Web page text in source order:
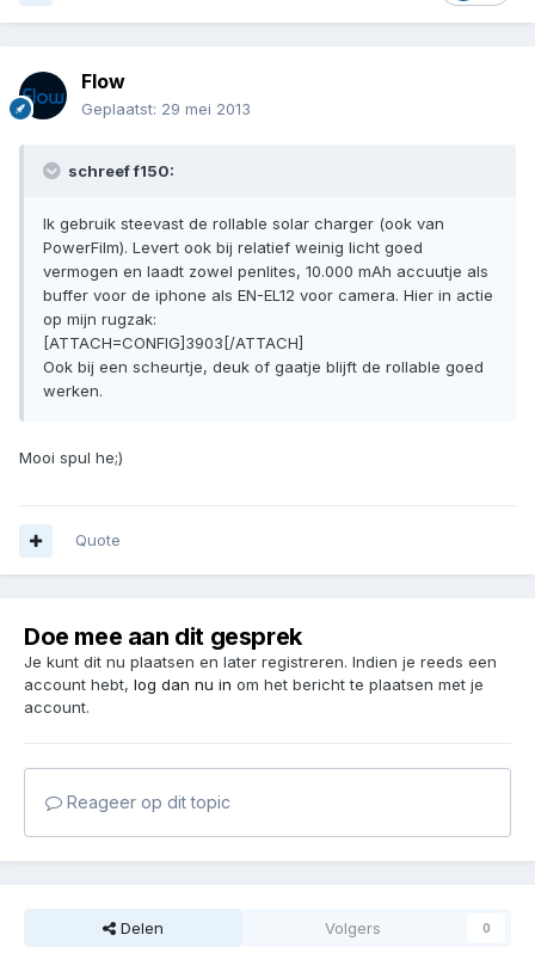
Flow
Geplaatst: 29 mei 2013
schreef f150:
Ik gebruik steevast de rollable solar charger (ook van
PowerFilm). Levert ook bij relatief weinig licht goed
vermogen en laadt zowel penlites, 10.000 mAh accuutje als
buffer voor de iphone als EN-EL12 voor camera. Hier in actie
op mijn rugzak:
[ATTACH=CONFIG]3903[/ATTACH]
Ook bij een scheurtje, deuk of gaatje blijft de rollable goed
werken.
Mooi spul he;)
Quote
Doe mee aan dit gesprek
Je kunt dit nu plaatsen en later registreren. Indien je reeds een
account hebt, log dan nu in om het bericht te plaatsen met je
account.
Reageer op dit topic
Delen Volgers 0